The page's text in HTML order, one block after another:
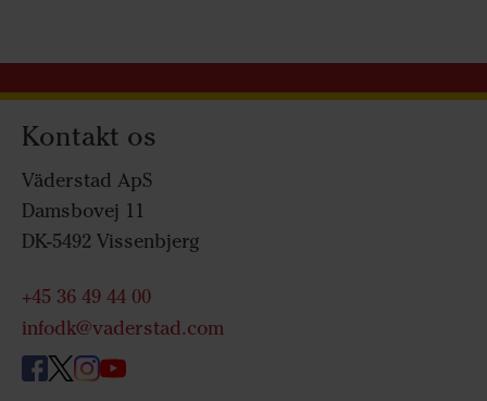
Kontakt os
Väderstad ApS
Damsbovej 11
DK-5492 Vissenbjerg
+45 36 49 44 00
infodk@vaderstad.com